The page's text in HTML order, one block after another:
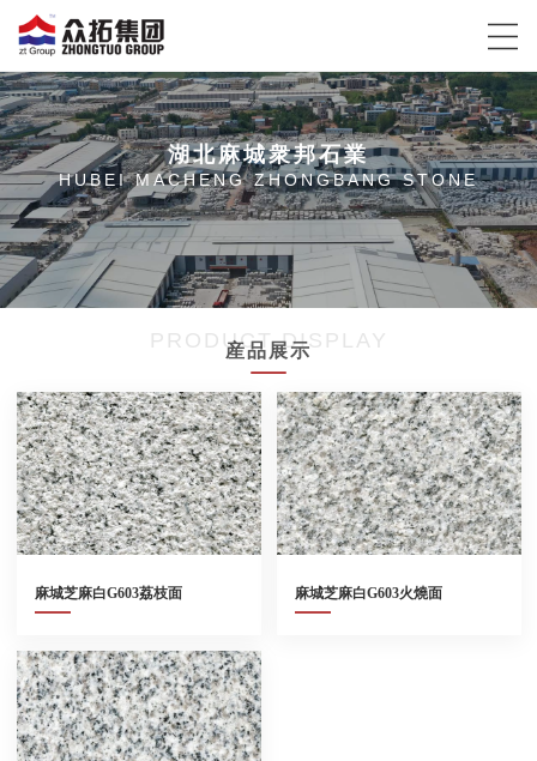
湖北麻城衆邦石業
HUBEI MACHENG ZHONGBANG STONE
PRODUCT DISPLAY
産品展示
麻城芝麻白G603荔枝面
麻城芝麻白G603火燒面